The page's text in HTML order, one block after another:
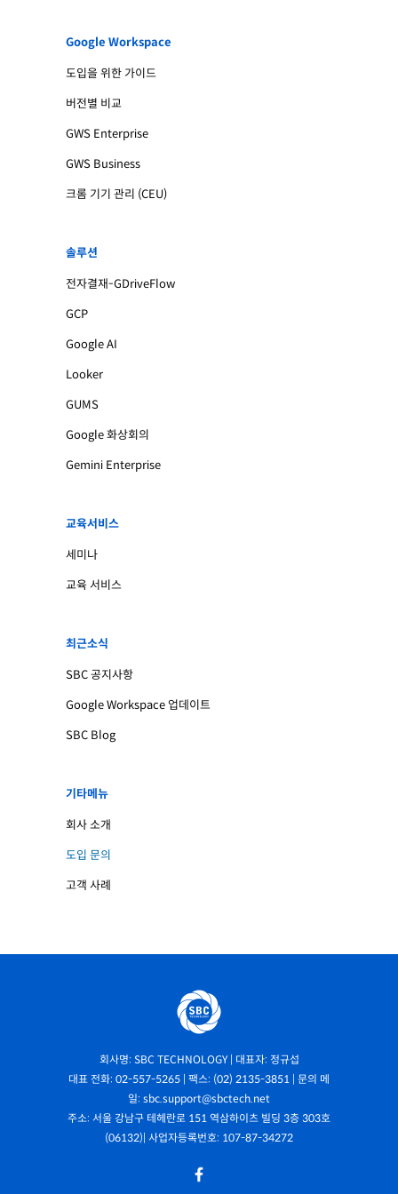
Google Workspace
도입을 위한 가이드
버전별 비교
GWS Enterprise
GWS Business
크롬 기기 관리 (CEU)
솔루션
전자결재-GDriveFlow
GCP
Google AI
Looker
GUMS
Google 화상회의
Gemini Enterprise
교육서비스
세미나
교육 서비스
최근소식
SBC 공지사항
Google Workspace 업데이트
SBC Blog
기타메뉴
회사 소개
도입 문의
고객 사례
회사명: SBC TECHNOLOGY | 대표자: 정규섭
대표 전화: 02-557-5265 | 팩스: (02) 2135-3851 | 문의 메
일: sbc.support@sbctech.net
주소: 서울 강남구 테헤란로 151 역삼하이츠 빌딩 3층 303호
(06132)| 사업자등록번호: 107-87-34272